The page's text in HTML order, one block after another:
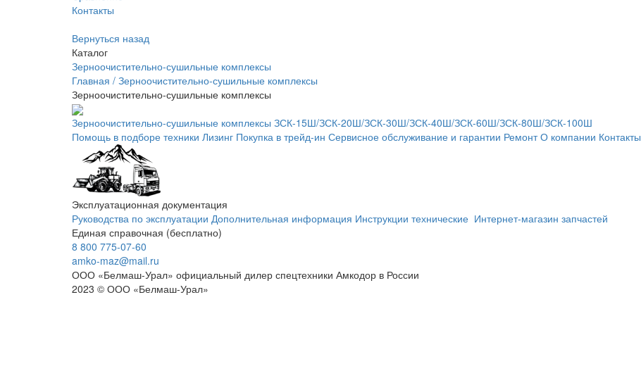
Контакты
Вернуться назад
Каталог
Зерноочистительно-сушильные комплексы
Главная / Зерноочистительно-сушильные комплексы
Зерноочистительно-сушильные комплексы
Зерноочистительно-сушильные комплексы ЗСК-15Ш/ЗСК-20Ш/ЗСК-30Ш/ЗСК-40Ш/ЗСК-60Ш/ЗСК-80Ш/ЗСК-100Ш
Помощь в подборе техники Лизинг Покупка в трейд-ин Сервисное обслуживание и гарантии Ремонт О компании Контакты
Эксплуатационная документация
Руководства по эксплуатации Дополнительная информация Инструкции технические Интернет-магазин запчастей
Единая справочная (бесплатно)
8 800 775-07-60
amko-maz@mail.ru
ООО «Белмаш-Урал» официальный дилер спецтехники Амкодор в России
2023 © ООО «Белмаш-Урал»